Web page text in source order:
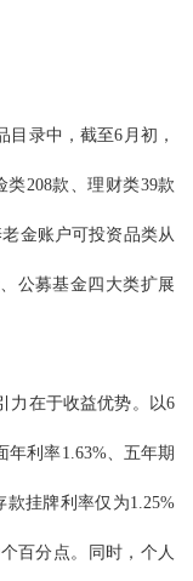
录中，截至6月初，
208款、理财类39款
金账户可投资品类从
公募基金四大类扩展
力在于收益优势。以6
年利率1.63%、五年期
款挂牌利率仅为1.25%
百分点。同时，个人